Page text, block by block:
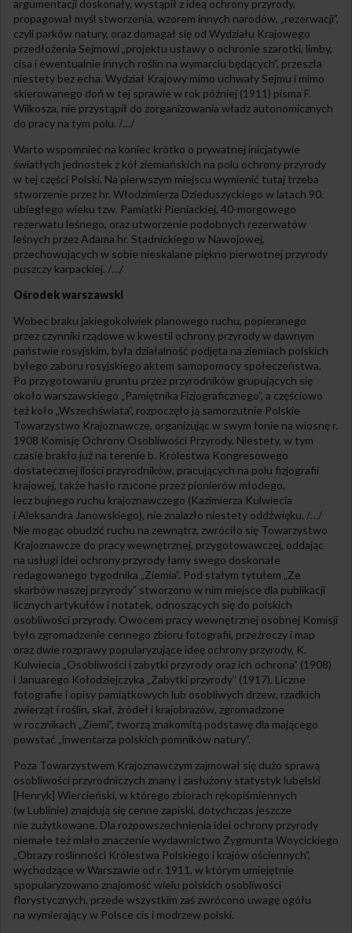
argumentacji doskonały, wystąpił z ideą ochrony przyrody,
propagował myśl stworzenia, wzorem innych narodów, „rezerwacji”,
czyli parków natury, oraz domagał się od Wydziału Krajowego
przedłożenia Sejmowi „projektu ustawy o ochronie szarotki, limby,
cisa i ewentualnie innych roślin na wymarciu będących”, przeszła
niestety bez echa. Wydział Krajowy mimo uchwały Sejmu i mimo
skierowanego doń w tej sprawie w rok później (1911) pisma F.
Wilkosza, nie przystąpił do zorganizowania władz autonomicznych
do pracy na tym polu. /…/
Warto wspomnieć na koniec krótko o prywatnej inicjatywie
światłych jednostek z kół ziemiańskich na polu ochrony przyrody
w tej części Polski. Na pierwszym miejscu wymienić tutaj trzeba
stworzenie przez hr. Włodzimierza Dzieduszyckiego w latach 90.
ubiegłego wieku tzw. Pamiątki Pieniackiej, 40-morgowego
rezerwatu leśnego, oraz utworzenie podobnych rezerwatów
leśnych przez Adama hr. Stadnickiego w Nawojowej,
przechowujących w sobie nieskalane piękno pierwotnej przyrody
puszczy karpackiej. /…/
Ośrodek warszawski
Wobec braku jakiegokolwiek planowego ruchu, popieranego
przez czynniki rządowe w kwestii ochrony przyrody w dawnym
państwie rosyjskim, była działalność podjęta na ziemiach polskich
byłego zaboru rosyjskiego aktem samopomocy społeczeństwa.
Po przygotowaniu gruntu przez przyrodników grupujących się
około warszawskiego „Pamiętnika Fizjograficznego”, a częściowo
też koło „Wszechświata”, rozpoczęło ją samorzutnie Polskie
Towarzystwo Krajoznawcze, organizując w swym łonie na wiosnę r.
1908 Komisję Ochrony Osobliwości Przyrody. Niestety, w tym
czasie brakło już na terenie b. Królestwa Kongresowego
dostatecznej ilości przyrodników, pracujących na polu fizjografii
krajowej, także hasło rzucone przez pionierów młodego,
lecz bujnego ruchu krajoznawczego (Kazimierza Kulwiecia
i Aleksandra Janowskiego), nie znalazło niestety oddźwięku. /…/
Nie mogąc obudzić ruchu na zewnątrz, zwróciło się Towarzystwo
Krajoznawcze do pracy wewnętrznej, przygotowawczej, oddając
na usługi idei ochrony przyrody łamy swego doskonałe
redagowanego tygodnika „Ziemia”. Pod stałym tytułem „Ze
skarbów naszej przyrody” stworzono w nim miejsce dla publikacji
licznych artykułów i notatek, odnoszących się do polskich
osobliwości przyrody. Owocem pracy wewnętrznej osobnej Komisji
było zgromadzenie cennego zbioru fotografii, przeźroczy i map
oraz dwie rozprawy popularyzujące ideę ochrony przyrody, K.
Kulwiecia „Osobliwości i zabytki przyrody oraz ich ochrona” (1908)
i Januarego Kołodziejczyka „Zabytki przyrody” (1917). Liczne
fotografie i opisy pamiątkowych lub osobliwych drzew, rzadkich
zwierząt i roślin, skał, źródeł i krajobrazów, zgromadzone
w rocznikach „Ziemi”, tworzą znakomitą podstawę dla mającego
powstać „inwentarza polskich pomników natury”.
Poza Towarzystwem Krajoznawczym zajmował się dużo sprawą
osobliwości przyrodniczych znany i zasłużony statystyk lubelski
[Henryk] Wiercieński, w którego zbiorach rękopiśmiennych
(w Lublinie) znajdują się cenne zapiski, dotychczas jeszcze
nie zużytkowane. Dla rozpowszechnienia idei ochrony przyrody
niemałe też miało znaczenie wydawnictwo Zygmunta Woycickiego
„Obrazy roślinności Królestwa Polskiego i krajów ościennych”,
wychodzące w Warszawie od r. 1911, w którym umiejętnie
spopularyzowano znajomość wielu polskich osobliwości
florystycznych, przede wszystkim zaś zwrócono uwagę ogółu
na wymierający w Polsce cis i modrzew polski.